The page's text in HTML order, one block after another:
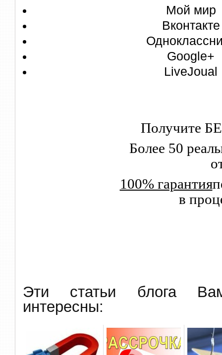
Мой мир
Вконтакте
Google+
LiveJoual
Получите
Более 50
100% гарантия
в
Эти статьи блога
интересны: